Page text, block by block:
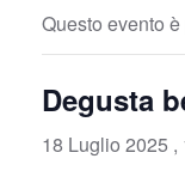
Questo evento
Degusta
18 Luglio 2025 ,